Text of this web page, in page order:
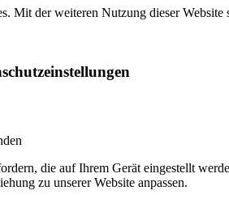
Mit der weiteren Nutzung dieser
die auf Ihrem Gerät eingestellt
zu unserer Website anpassen.